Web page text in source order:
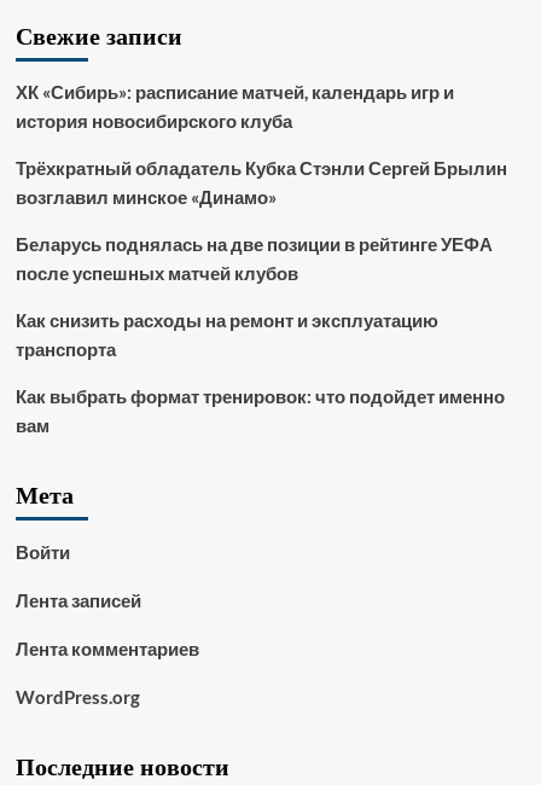
Свежие записи
ХК «Сибирь»: расписание матчей, календарь игр и
история новосибирского клуба
Трёхкратный обладатель Кубка Стэнли Сергей Брылин
возглавил минское «Динамо»
Беларусь поднялась на две позиции в рейтинге УЕФА
после успешных матчей клубов
Как снизить расходы на ремонт и эксплуатацию
транспорта
Как выбрать формат тренировок: что подойдет именно
вам
Мета
Войти
Лента записей
Лента комментариев
WordPress.org
Последние новости